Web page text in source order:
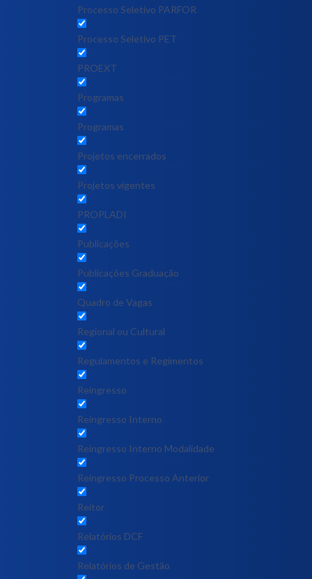
Processo Seletivo PARFOR
Processo Seletivo PET
PROEXT
Programas
Programas
Projetos encerrados
Projetos vigentes
PROPLADI
Publicações
Publicações Graduação
Quadro de Vagas
Regional ou Cultural
Regulamentos e Regimentos
Reingresso
Reingresso Interno
Reingresso Interno Modalidade
Reingresso Processo Anterior
Reitor
Relatórios DCF
Relatórios de Gestão